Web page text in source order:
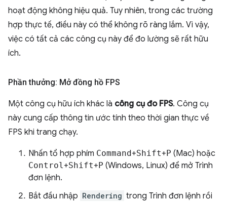
hoạt động không hiệu quả. Tuy nhiên, trong các trường
hợp thực tế, điều này có thể không rõ ràng lắm. Vì vậy,
việc có tất cả các công cụ này để đo lường sẽ rất hữu
ích.
Phần thưởng: Mở đồng hồ FPS
Một công cụ hữu ích khác là công cụ đo FPS. Công cụ
này cung cấp thông tin ước tính theo thời gian thực về
FPS khi trang chạy.
Nhấn tổ hợp phím Command+Shift+P (Mac) hoặc
Control +Shift+P (Windows, Linux) để mở Trình
đơn lệnh.
Bắt đầu nhập Rendering trong Trình đơn lệnh rồi